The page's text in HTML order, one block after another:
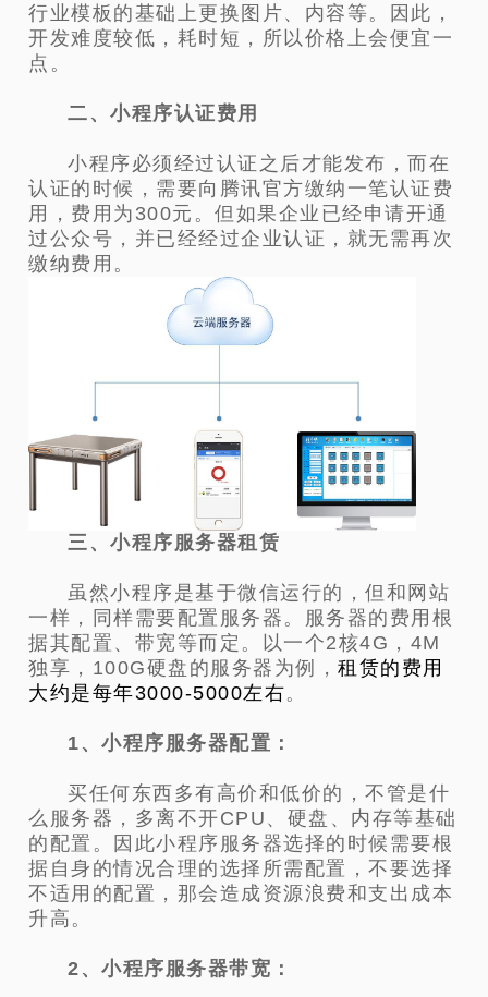
行业模板的基础上更换图片、内容等。因此，
开发难度较低，耗时短，所以价格上会便宜一
点。
二、小程序认证费用
小程序必须经过认证之后才能发布，而在
认证的时候，需要向腾讯官方缴纳一笔认证费
用，费用为 300元。但如果企业已经申请开通
过公众号，并已经经过企业认证，就无需再次
缴纳费用。
三、小程序服务器租赁
虽然小程序是基于微信运行的，但和网站
一样，同样需要配置服务器。服务器的费用根
据其配置、 带宽等而定。以一个2核4G，4M
独享，100G硬盘的服务器为例，租赁的费用
大约是每年3000-5000左右。
1、小程序服务器配置：
买任何东西多有高价和低价的，不管是什
么服务器，多离不开CPU、硬盘、内存等基础
的配置。因此小程序服务器选择的时候需要根
据自身的情况合理的选择所需配置，不要选择
不适用的配置，那会造成资源浪费和支出成本
升高。
2、小程序服务器带宽：